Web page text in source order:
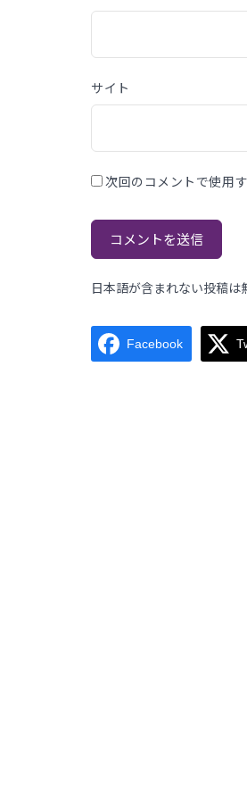
サイト
次回のコメントで使用
日本語が含まれない投稿は
Facebook